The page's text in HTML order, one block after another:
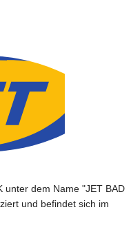
unter dem Name "JET BAD
und befindet sich im